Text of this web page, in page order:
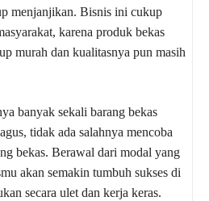
menjanjikan. Bisnis ini cukup
karena produk bekas
murah dan kualitasnya pun masih
banyak sekali barang bekas
tidak ada salahnya mencoba
bekas. Berawal dari modal yang
akan semakin tumbuh sukses di
secara ulet dan kerja keras.